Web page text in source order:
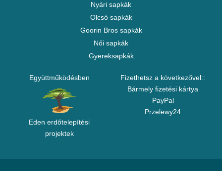
Nyári sapkák
Olcsó sapkák
Goorin Bros sapkák
Női sapkák
Gyereksapkák
Együttműködésben
Eden erdőtelepítési
projektek
Fizethetsz a következővel::
Bármely fizetési kártya
PayPal
Przelewy24